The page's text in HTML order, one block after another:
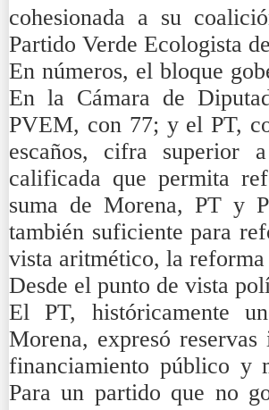
cohesionada a su
Partido Verde Ecologista
En números, el bloque
En la Cámara de
PVEM, con 77; y el PT,
escaños, cifra superior
calificada que permita
suma de Morena, PT y
también suficiente para
vista aritmético, la reforma
Desde el punto de vista
El PT, históricamente
Morena, expresó
financiamiento público y
Para un partido que no